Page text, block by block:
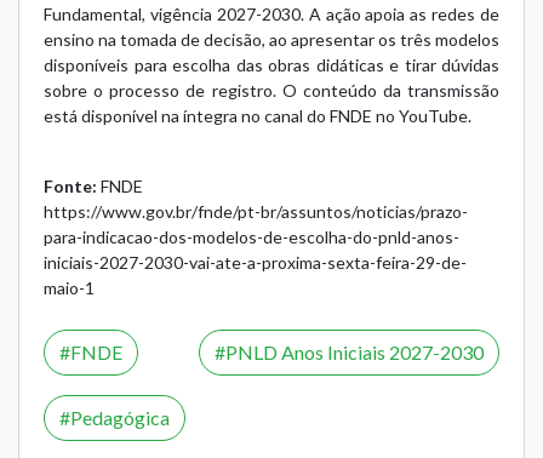
Fundamental, vigência 2027-2030. A ação apoia as redes de
ensino na tomada de decisão, ao apresentar os três modelos
disponíveis para escolha das obras didáticas e tirar dúvidas
sobre o processo de registro. O conteúdo da transmissão
está disponível na íntegra no canal do FNDE no YouTube.
Fonte: FNDE
https://www.gov.br/fnde/pt-br/assuntos/noticias/prazo-
para-indicacao-dos-modelos-de-escolha-do-pnld-anos-
iniciais-2027-2030-vai-ate-a-proxima-sexta-feira-29-de-
maio-1
FNDE PNLD Anos Iniciais 2027-2030
Pedagógica